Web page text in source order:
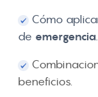
Cómo
de emergencia.
beneficios.